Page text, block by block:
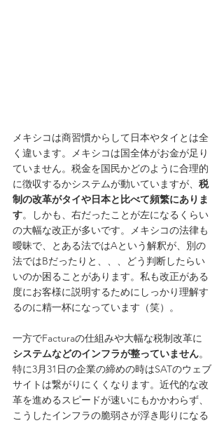
メキシコは商習慣からして日本やタイとは全
く違います。メキシコは国全体がお金が足り
ていません。税金を国民かどのように合理的
に徴収するかシステムが動いていますが、 税
制の改革がタイや日本と比べて頻繁にありま
す。しかも、右だったことが左になるくらい
の大幅な改正が多いです。メキシコの法律も
曖昧で、とある法ではAという解釈が、別の
法ではBだったりと、、、どう判断したらい
いのか困ることがあります。私も改正がある
度にお客様に説明するためにしっかり理解す
るのに精一杯になっています（笑）。
一方でFacturaの仕組みや大幅な税制改革に
システムなどのインフラが整っていません。
特に3月31日の企業の締めの時はSATのウェブ
サイトは繋がりにくくなります。近代的な改
革を進めるスピードが速いにもかかわらず、
こうしたインフラの脆弱さが浮き彫りになる